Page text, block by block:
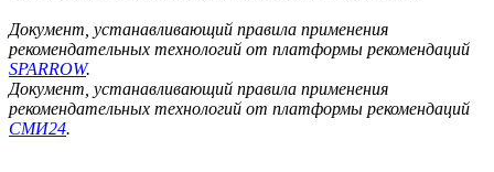
Документ, устанавливающий правила применения
рекомендательных технологий от платформы рекомендаций
SPARROW.
Документ, устанавливающий правила применения
рекомендательных технологий от платформы рекомендаций
СМИ24.